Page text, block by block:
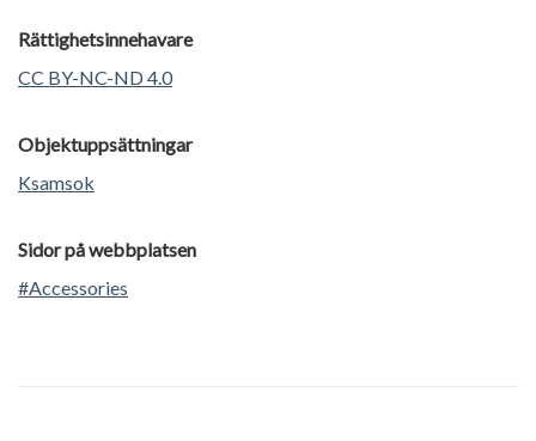
Rättighetsinnehavare
CC BY-NC-ND 4.0
Objektuppsättningar
Ksamsok
Sidor på webbplatsen
#Accessories